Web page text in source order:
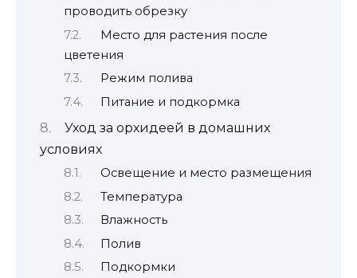
проводить обрезку
Место для растения после
цветения
Режим полива
Питание и подкормка
Уход за орхидеей в домашних
условиях
Освещение и место размещения
Температура
Влажность
Полив
Подкормки